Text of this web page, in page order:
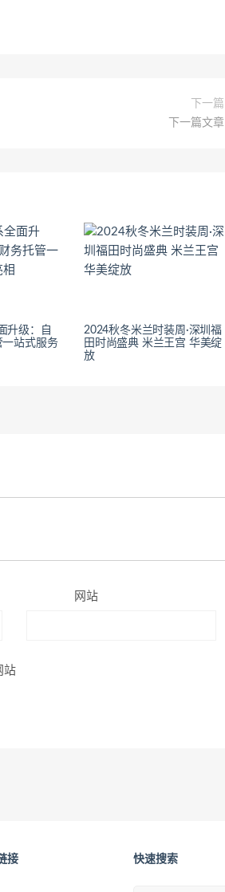
下一篇
下一篇文章
升级：自
站式服务
2024秋冬米兰时装周·深圳福
田时尚盛典 米兰王宫 华美绽
放
网站
站
接 快速搜索